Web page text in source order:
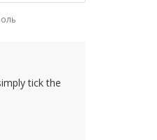
tick the